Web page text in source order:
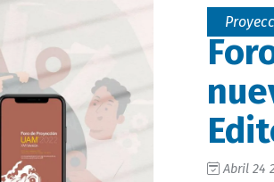
Abril 24